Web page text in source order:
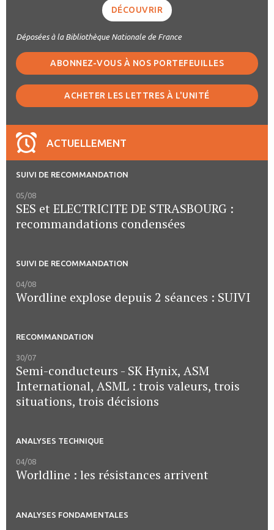
DÉCOUVRIR
Déposées à la Bibliothèque Nationale de France
ABONNEZ-VOUS À NOS PORTEFEUILLES
ACHETER LES LETTRES À L'UNITÉ
ACTUELLEMENT
SUIVI DE RECOMMANDATION
05/08
SES et ELECTRICITE DE STRASBOURG :
recommandations condensées
SUIVI DE RECOMMANDATION
04/08
Wordline explose depuis 2 séances : SUIVI
RECOMMANDATION
30/07
Semi-conducteurs - SK Hynix, ASM
International, ASML : trois valeurs, trois
situations, trois décisions
ANALYSES TECHNIQUE
04/08
Worldline : les résistances arrivent
ANALYSES FONDAMENTALES